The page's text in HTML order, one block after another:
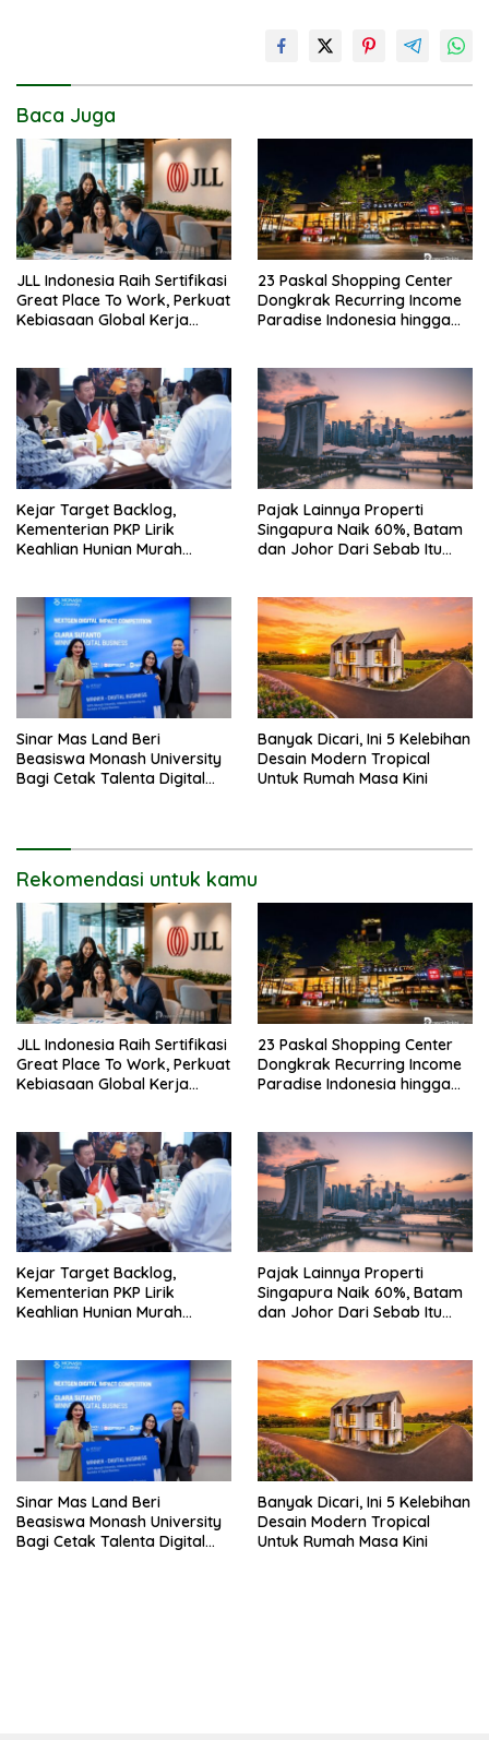
Baca Juga
JLL Indonesia Raih Sertifikasi
Great Place To Work, Perkuat
Kebiasaan Global Kerja
23 Paskal Shopping Center
Dongkrak Recurring Income
Paradise Indonesia hingga
Kejar Target Backlog,
Kementerian PKP Lirik
Keahlian Hunian Murah
Pajak Lainnya Properti
Singapura Naik 60%, Batam
dan Johor Dari Sebab Itu
Sinar Mas Land Beri
Beasiswa Monash University
Bagi Cetak Talenta Digital
Banyak Dicari, Ini 5 Kelebihan
Desain Modern Tropical
Untuk Rumah Masa Kini
Rekomendasi untuk kamu
JLL Indonesia Raih Sertifikasi
Great Place To Work, Perkuat
Kebiasaan Global Kerja
23 Paskal Shopping Center
Dongkrak Recurring Income
Paradise Indonesia hingga
Kejar Target Backlog,
Kementerian PKP Lirik
Keahlian Hunian Murah
Pajak Lainnya Properti
Singapura Naik 60%, Batam
dan Johor Dari Sebab Itu
Sinar Mas Land Beri
Beasiswa Monash University
Bagi Cetak Talenta Digital
Banyak Dicari, Ini 5 Kelebihan
Desain Modern Tropical
Untuk Rumah Masa Kini